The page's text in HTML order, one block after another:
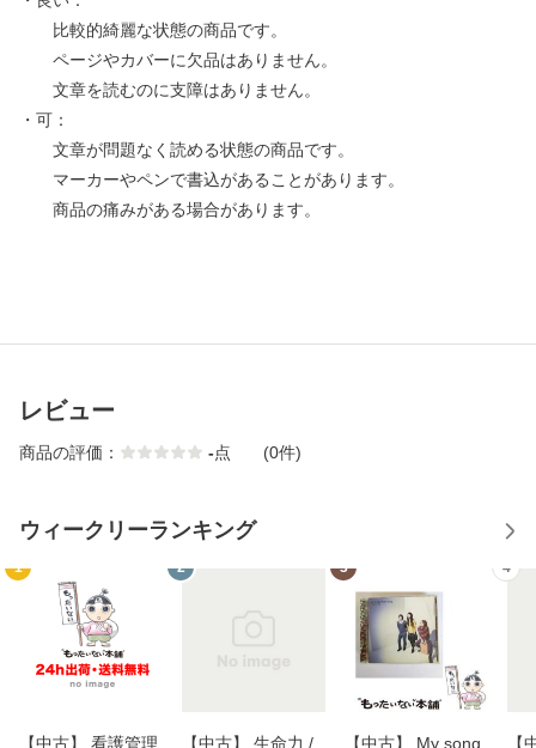
比較的綺麗な状態の商品です。
ページやカバーに欠品はありません。
文章を読むのに支障はありません。
・可：
文章が問題なく読める状態の商品です。
マーカーやペンで書込があることがあります。
商品の痛みがある場合があります。
レビュー
商品の評価： -点 (0件)
ウィークリーランキング
1
【中古】 看護管理
2
【中古】 生命力 /
3
【中古】 My song
4
【